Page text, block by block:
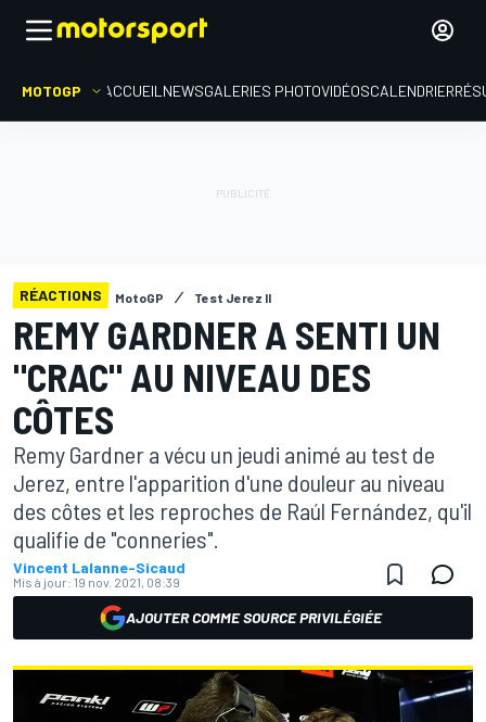
MOTOGP ACCUEIL NEWSGALERIES PHOTOVIDÉOSCALENDRIER
RÉACTIONS MotoGP Test Jerez II
REMY GARDNER A SENTI UN
"CRAC" AU NIVEAU DES
CÔTES
Remy Gardner a vécu un jeudi animé au test de
Jerez, entre l'apparition d'une douleur au niveau
des côtes et les reproches de Raúl Fernández, qu'il
qualifie de "conneries".
Vincent Lalanne-Sicaud
Mis à jour: 19 nov. 2021, 08:39
AJOUTER COMME SOURCE PRIVILÉGIÉE